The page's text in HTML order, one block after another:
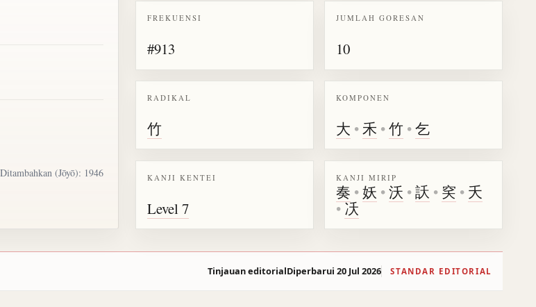
(Jōyō): 1946
FREKUENSI
#913
JUMLAH GORESAN
10
RADIKAL
竹
KOMPONEN
大 •禾 •竹 •乞
KANJI KENTEI
Level 7
KANJI MIRIP
奏 •妖 •沃 •訞 • 穾 • 夭
•㓇
Tinjauan editorialDiperbarui 20 Jul 2026 STANDAR EDITORIAL